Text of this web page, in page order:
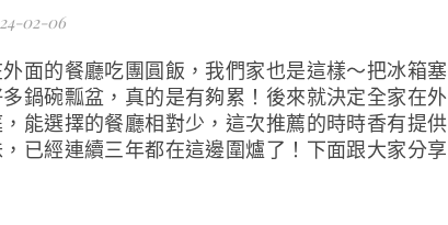
02-06
面的餐廳吃團圓飯，我們家也是這樣～把冰箱塞
鍋碗瓢盆，真的是有夠累！後來就決定全家在外
能選擇的餐廳相對少，這次推薦的時時香有提供
已經連續三年都在這邊圍爐了！下面跟大家分享